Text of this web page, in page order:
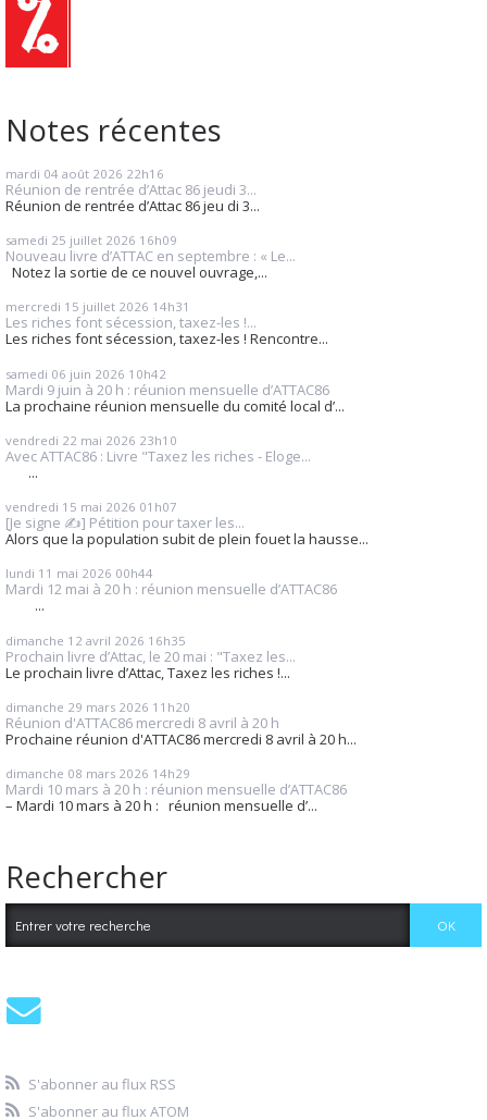
Notes récentes
mardi 04 août 2026 22h16
Réunion de rentrée d’Attac 86 jeudi 3...
Réunion de rentrée d’Attac 86 jeu di 3...
samedi 25 juillet 2026 16h09
Nouveau livre d’ATTAC en septembre : « Le...
Notez la sortie de ce nouvel ouvrage,...
mercredi 15 juillet 2026 14h31
Les riches font sécession, taxez-les !...
Les riches font sécession, taxez-les ! Rencontre...
samedi 06 juin 2026 10h42
Mardi 9 juin à 20 h : réunion mensuelle d’ATTAC86
La prochaine réunion mensuelle du comité local d’...
vendredi 22 mai 2026 23h10
Avec ATTAC86 : Livre "Taxez les riches - Eloge...
...
vendredi 15 mai 2026 01h07
[Je signe ✍️] Pétition pour taxer les...
Alors que la population subit de plein fouet la hausse...
lundi 11 mai 2026 00h44
Mardi 12 mai à 20 h : réunion mensuelle d’ATTAC86
...
dimanche 12 avril 2026 16h35
Prochain livre d’Attac, le 20 mai : "Taxez les...
Le prochain livre d’Attac, Taxez les riches !...
dimanche 29 mars 2026 11h20
Réunion d'ATTAC86 mercredi 8 avril à 20 h
Prochaine réunion d'ATTAC86 mercredi 8 avril à 20 h...
dimanche 08 mars 2026 14h29
Mardi 10 mars à 20 h : réunion mensuelle d’ATTAC86
– Mardi 10 mars à 20 h : réunion mensuelle d’...
Rechercher
S'abonner au flux RSS
S'abonner au flux ATOM